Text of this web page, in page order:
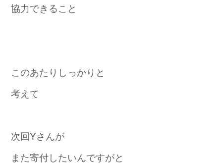
協力できること
このあたりしっかりと
考えて
次回Yさんが
また寄付したいんですがと